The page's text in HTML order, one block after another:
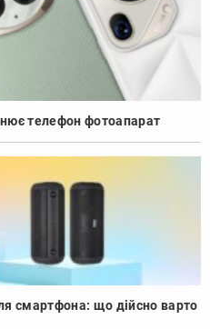
телефон фотоапарат
смартфона: що дійсно варто